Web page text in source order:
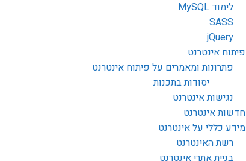
לימוד MySQL
SASS
jQuery
פיתוח אינטרנט
פתרונות ומאמרים על פיתוח אינטרנט
יסודות בתכנות
נגישות אינטרנט
חדשות אינטרנט
מידע כללי על אינטרנט
רשת האינטרנט
בניית אתרי אינטרנט